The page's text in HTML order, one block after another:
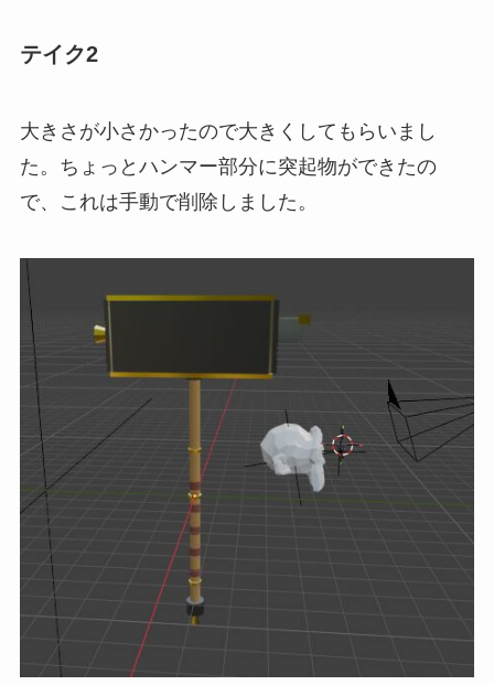
テイク2
大きさが小さかったので大きくしてもらいまし
た。ちょっとハンマー部分に突起物ができたの
で、これは手動で削除しました。